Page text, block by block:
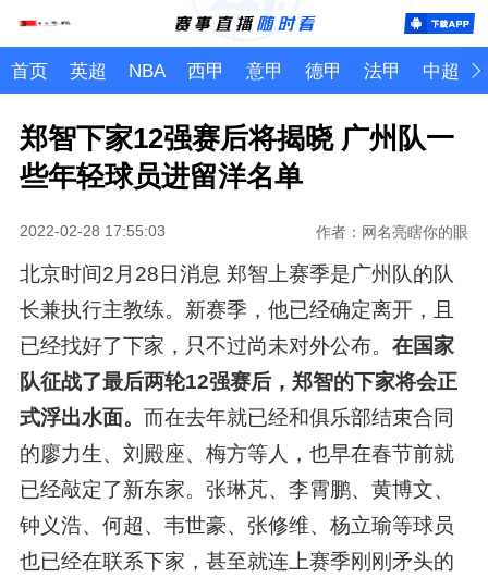
首页 英超 NBA 西甲 意甲 德甲 法甲 中超
郑智下家12强赛后将揭晓 广州队一
些年轻球员进留洋名单
2022-02-28 17:55:03 作者：网名亮瞎你的眼
北京时间2月28日消息 郑智上赛季是广州队的队
长兼执行主教练。新赛季，他已经确定离开，且
已经找好了下家，只不过尚未对外公布。 在国家
队征战了最后两轮12强赛后，郑智的下家将会正
式浮出水面。 而在去年就已经和俱乐部结束合同
的廖力生、刘殿座、梅方等人，也早在春节前就
已经敲定了新东家。张琳芃、李霄鹏、黄博文、
钟义浩、何超、韦世豪、张修维、杨立瑜等球员
也已经在联系下家，甚至就连上赛季刚刚矛头的